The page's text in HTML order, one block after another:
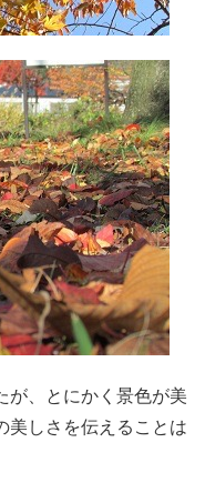
が、とにかく景色が美
美しさを伝えることは